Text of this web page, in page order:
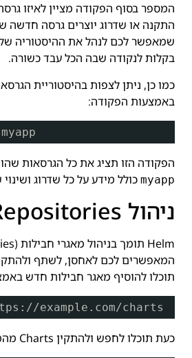
המספר בסוף הפקודה מציין לאיזו
התקנה או שדרוג יוצרים גרסה חדשה
שמאפשר לכם לנהל את ההיסטוריה של
בקלות לנקודה שבה הכל עבד כשורה.
כמו כן, ניתן לצפות בהיסטוריית
באמצעות הפקודה:
myapp
הפקודה הזו תציג את כל הגרסאות
myapp כולל מידע על כל שדרוג
ניהול Chart Repositories
תוכלו להוסיף מאגר חבילות חדש
//example .com/charts
כעת תוכלו לחפש ולהתקין Charts מהמאגר שהוספתם: